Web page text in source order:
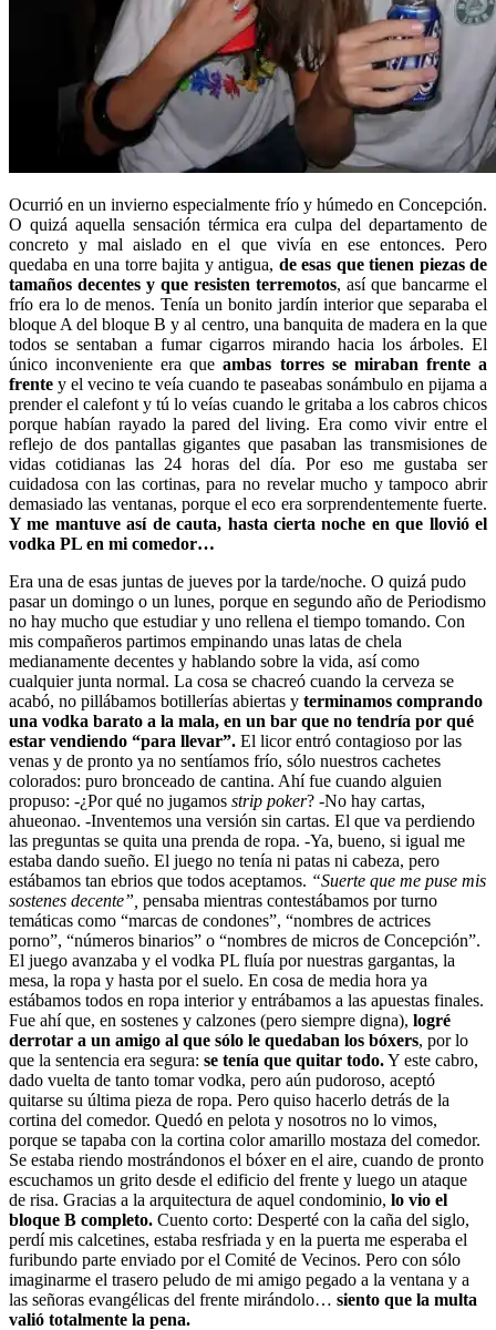
Ocurrió en un invierno especialmente frío y húmedo en Concepción.
O quizá aquella sensación térmica era culpa del departamento de
concreto y mal aislado en el que vivía en ese entonces. Pero
quedaba en una torre bajita y antigua, de esas que tienen piezas de
tamaños decentes y que resisten terremotos, así que bancarme el
frío era lo de menos. Tenía un bonito jardín interior que separaba el
bloque A del bloque B y al centro, una banquita de madera en la que
todos se sentaban a fumar cigarros mirando hacia los árboles. El
único inconveniente era queambas torres se miraban frente a
frente y el vecino te veía cuando te paseabas sonámbulo en pijama a
prender el calefont y tú lo veías cuando le gritaba a los cabros chicos
porque habían rayado la pared del living. Era como vivir entre el
reflejo de dos pantallas gigantes que pasaban las transmisiones de
vidas cotidianas las 24 horas del día. Por eso me gustaba ser
cuidadosa con las cortinas, para no revelar mucho y tampoco abrir
demasiado las ventanas, porque el eco era sorprendentemente fuerte.
Y me mantuve así de cauta, hasta cierta noche en que llovió el
vodka PL en mi comedor…
Era una de esas juntas de jueves por la tarde/noche. O quizá pudo
pasar un domingo o un lunes, porque en segundo año de Periodismo
no hay mucho que estudiar y uno rellena el tiempo tomando. Con
mis compañeros partimos empinando unas latas de chela
medianamente decentes y hablando sobre la vida, así como
cualquier junta normal. La cosa se chacreó cuando la cerveza se
acabó, no pillábamos botillerías abiertas y terminamos comprando
una vodka barato a la mala, en un bar que no tendría por qué
estar vendiendo “para llevar”. El licor entró contagioso por las
venas y de pronto ya no sentíamos frío, sólo nuestros cachetes
colorados: puro bronceado de cantina. Ahí fue cuando alguien
propuso: -¿Por qué no jugamos strip poker? -No hay cartas,
ahueonao. -Inventemos una versión sin cartas. El que va perdiendo
las preguntas se quita una prenda de ropa. -Ya, bueno, si igual me
estaba dando sueño. El juego no tenía ni patas ni cabeza, pero
estábamos tan ebrios que todos aceptamos. “Suerte que me puse mis
sostenes decente”, pensaba mientras contestábamos por turno
temáticas como “marcas de condones”, “nombres de actrices
porno”, “números binarios” o “nombres de micros de Concepción”.
El juego avanzaba y el vodka PL fluía por nuestras gargantas, la
mesa, la ropa y hasta por el suelo. En cosa de media hora ya
estábamos todos en ropa interior y entrábamos a las apuestas finales.
Fue ahí que, en sostenes y calzones (pero siempre digna), logré
derrotar a un amigo al que sólo le quedaban los bóxers, por lo
que la sentencia era segura: se tenía que quitar todo.Y este cabro,
dado vuelta de tanto tomar vodka, pero aún pudoroso, aceptó
quitarse su última pieza de ropa. Pero quiso hacerlo detrás de la
cortina del comedor. Quedó en pelota y nosotros no lo vimos,
porque se tapaba con la cortina color amarillo mostaza del comedor.
Se estaba riendo mostrándonos el bóxer en el aire, cuando de pronto
escuchamos un grito desde el edificio del frente y luego un ataque
de risa. Gracias a la arquitectura de aquel condominio, lo vio el
bloque B completo. Cuento corto: Desperté con la caña del siglo,
perdí mis calcetines, estaba resfriada y en la puerta me esperaba el
furibundo parte enviado por el Comité de Vecinos. Pero con sólo
imaginarme el trasero peludo de mi amigo pegado a la ventana y a
las señoras evangélicas del frente mirándolo… siento que la multa
valió totalmente la pena.